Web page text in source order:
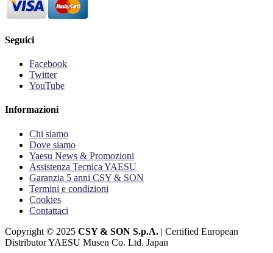
Seguici
Facebook
Twitter
YouTube
Informazioni
Chi siamo
Dove siamo
Yaesu News & Promozioni
Assistenza Tecnica YAESU
Garanzia 5 anni CSY & SON
Termini e condizioni
Cookies
Contattaci
Copyright © 2025 CSY & SON S.p.A. | Certified European
Distributor YAESU Musen Co. Ltd. Japan